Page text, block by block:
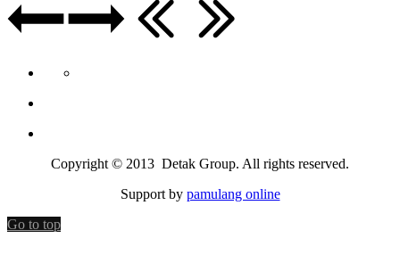
Copyright © 2013 Detak Group. All rights reserved.
Support by pamulang online
Go to top